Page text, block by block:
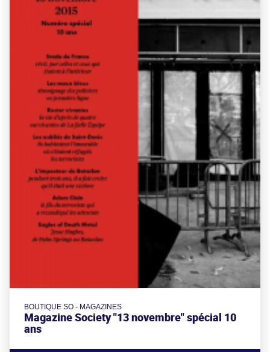
BOUTIQUE SO - MAGAZINES
Magazine Society "13 novembre" spécial 10
ans